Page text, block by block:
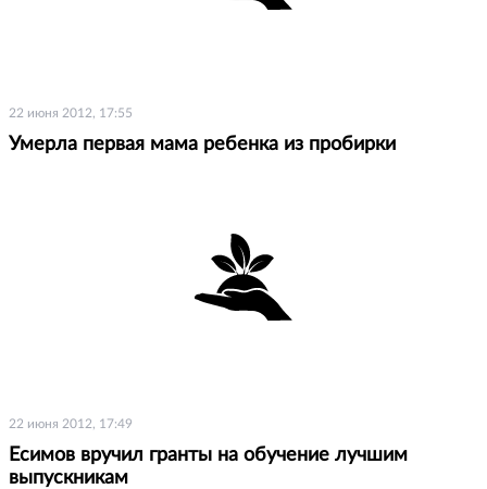
22 июня 2012, 17:55
Умерла первая мама ребенка из пробирки
22 июня 2012, 17:49
Есимов вручил гранты на обучение лучшим
выпускникам